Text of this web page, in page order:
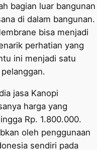
bagian luar bangunan
di dalam bangunan.
bisa menjadi
perhatian yang
ini menjadi satu
jasa Kanopi
harga yang
Rp. 1.800.000.
oleh penggunaan
sendiri pada